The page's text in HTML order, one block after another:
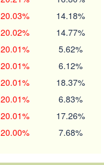
20.03% 14.18%
20.02% 14.77%
20.01% 5.62%
20.01% 6.12%
20.01% 18.37%
20.01% 6.83%
20.01% 17.26%
20.00% 7.68%